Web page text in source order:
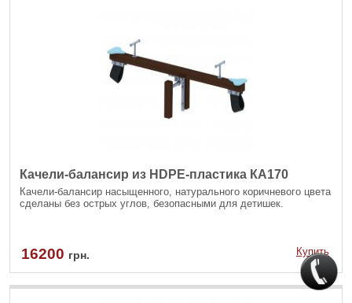
Качели-балансир из HDPE-пластика КА170
Качели-балансир насыщенного, натурального коричневого цвета
сделаны без острых углов, безопасными для детишек.
16200 грн. Купить